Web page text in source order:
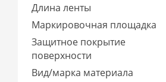
Длина ленты
Маркировочная площадка
Защитное покрытие
поверхности
Вид/марка материала